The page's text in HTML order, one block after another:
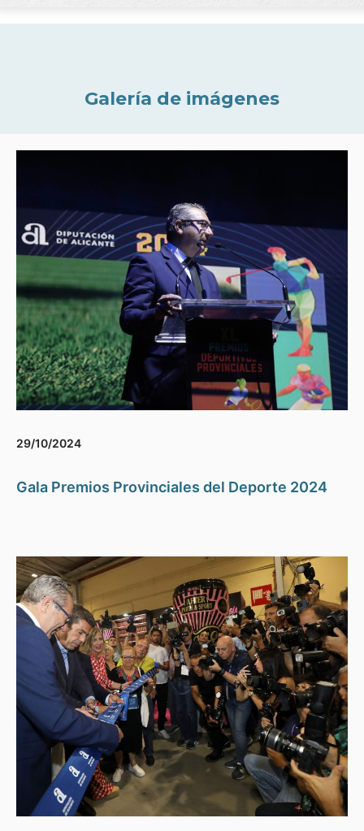
Galería de imágenes
29/10/2024
Gala Premios Provinciales del Deporte 2024